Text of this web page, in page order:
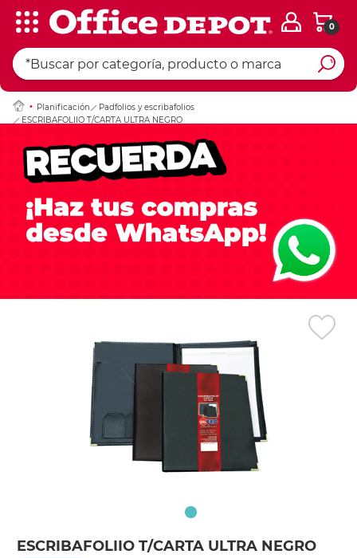
0
Planificación
Padfolios y escribafolios
ESCRIBAFOLIIO T/CARTA ULTRA NEGRO
ESCRIBAFOLIIO T/CARTA ULTRA NEGRO
Ingresar Codigo